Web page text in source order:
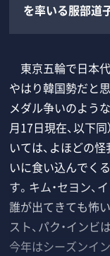
を率いる服部道
東京五輪で日本
やはり韓国勢だと
メダル争いのよう
月17日現在、以下同
いては、よほどの
いに食い込んでく
す。キム・セヨン、
誰が出てきても怖
スト、パク・インビ
今年はシーズンイ